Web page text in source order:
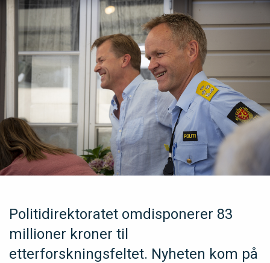
Politidirektoratet omdisponerer 83
millioner kroner til
etterforskningsfeltet. Nyheten kom på